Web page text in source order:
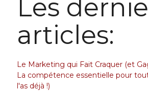
Les
articles:
Le Marketing qui Fait Craquer (et
La compétence essentielle pour
l'as déjà !)